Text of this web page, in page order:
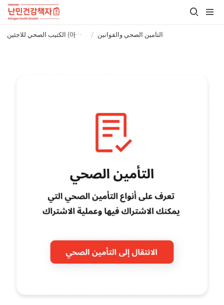
الكتيب الصحي للاجئين (아랍어) / التأمين الصحي والقوانين